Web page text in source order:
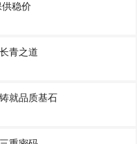
稳价
青之道
就品质基石